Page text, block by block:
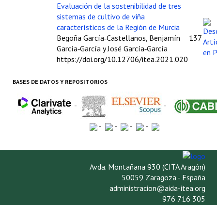
Evaluación de la sostenibilidad de tres
sistemas de cultivo de viña
característicos de la Región de Murcia
Begoña García‑Castellanos, Benjamín
García‑García y José García‑García
https://doi.org/10.12706/itea.2021.020
137
BASES DE DATOS Y REPOSITORIOS
- -
- - - -
Avda. Montañana 930 (CITA Aragón)
50059 Zaragoza - España
administracion@aida-itea.org
976 716 305